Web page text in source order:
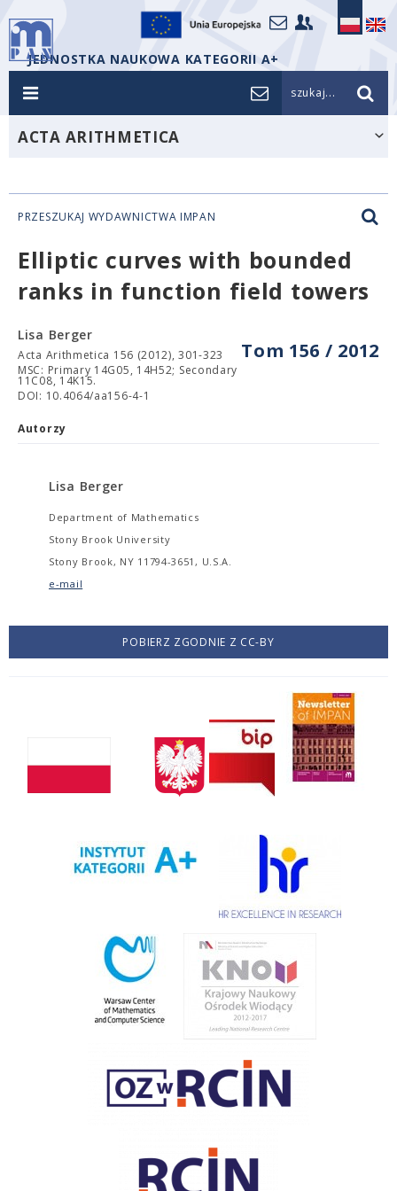
JEDNOSTKA NAUKOWA KATEGORII A+
szukaj...
ACTA ARITHMETICA
PRZESZUKAJ WYDAWNICTWA IMPAN
Elliptic curves with bounded
ranks in function field towers
Tom 156 / 2012
Lisa Berger
Acta Arithmetica 156 (2012), 301-323
MSC: Primary 14G05, 14H52; Secondary
11C08, 14K15.
DOI: 10.4064/aa156-4-1
Autorzy
Lisa Berger
Department of Mathematics
Stony Brook University
Stony Brook, NY 11794-3651, U.S.A.
e-mail
POBIERZ ZGODNIE Z CC-BY